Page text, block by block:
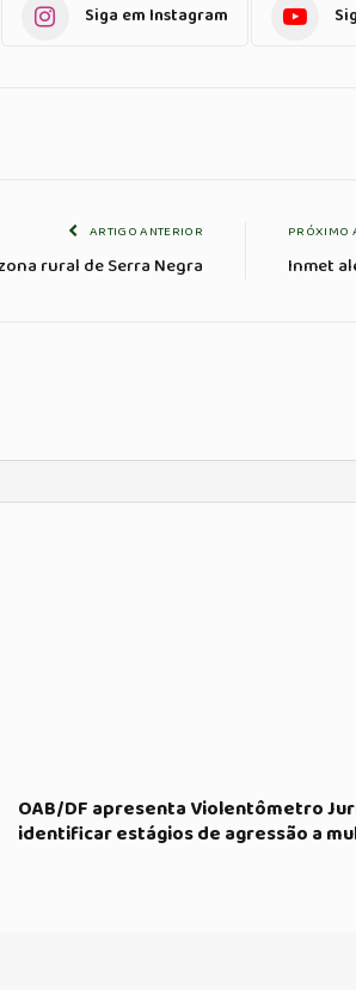
Siga em Instagram
ARTIGO ANTERIOR
rural de Serra Negra
PRÓXIMO
Inmet
OAB/DF apresenta Violentômetro
identificar estágios de agressão a